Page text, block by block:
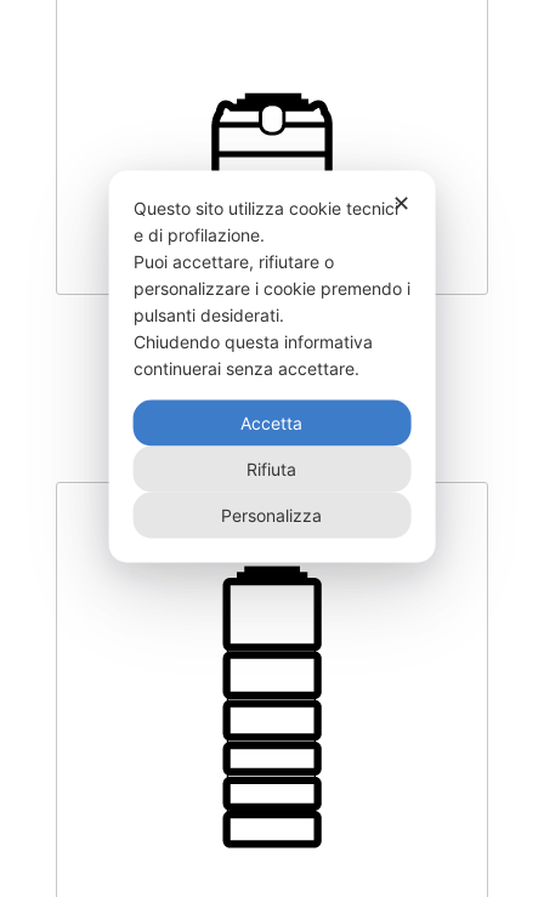
CLY400–V080
250,00€
✕
Questo sito utilizza cookie tecnici
e di profilazione.
Puoi accettare, rifiutare o
personalizzare i cookie premendo i
pulsanti desiderati.
Chiudendo questa informativa
continuerai senza accettare.
Accetta
Rifiuta
Personalizza